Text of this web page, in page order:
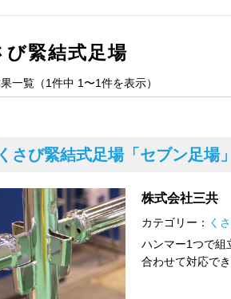
び緊結式足場
一覧（1件中 1〜1件を表示）
くさび緊結式足場「セブン足場
株式会社三共
カテゴリー： く
ハンマー1つで組
合わせて対応で